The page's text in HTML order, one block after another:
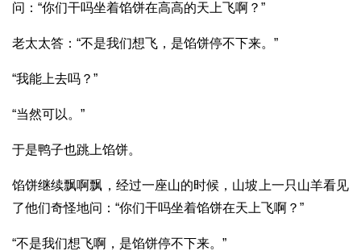
问：“你们干吗坐着馅饼在高高的天上飞啊？”
老太太答：“不是我们想飞，是馅饼停不下来。”
“我能上去吗？”
“当然可以。”
于是鸭子也跳上馅饼。
馅饼继续飘啊飘，经过一座山的时候，山坡上一只山羊看见
了他们奇怪地问：“你们干吗坐着馅饼在天上飞啊？”
“不是我们想飞啊，是馅饼停不下来。”